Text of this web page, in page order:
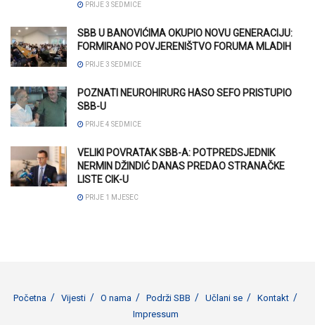
PRIJE 3 SEDMICE
SBB U BANOVIĆIMA OKUPIO NOVU GENERACIJU:
FORMIRANO POVJERENIŠTVO FORUMA MLADIH
PRIJE 3 SEDMICE
POZNATI NEUROHIRURG HASO SEFO PRISTUPIO
SBB-U
PRIJE 4 SEDMICE
VELIKI POVRATAK SBB-A: POTPREDSJEDNIK
NERMIN DŽINDIĆ DANAS PREDAO STRANAČKE
LISTE CIK-U
PRIJE 1 MJESEC
Početna Vijesti O nama Podrži SBB Učlani se
Kontakt
Impressum